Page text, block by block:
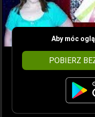
Aby móc
POBIERZ